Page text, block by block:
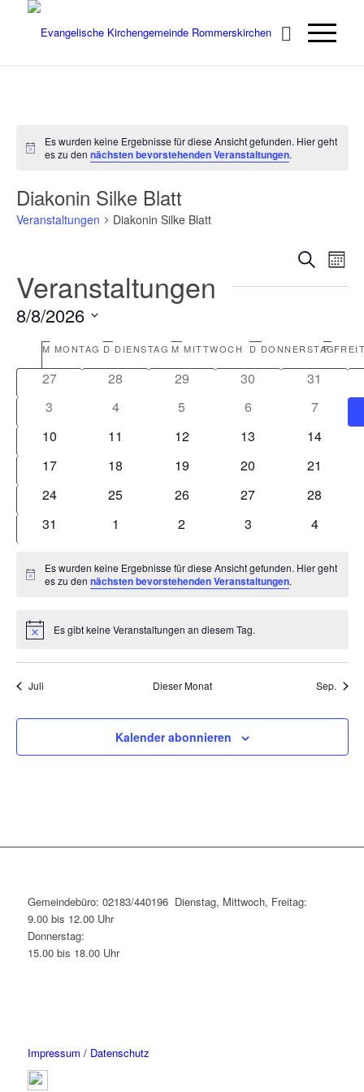
Hinweis
Es wurden keine Ergebnisse für diese Ansicht gefunden. Hier geht
es zu dennächsten bevorstehenden Veranstaltungen.
Diakonin Silke Blatt
Veranstaltungen Diakonin Silke Blatt
Suche
SucheMonat
Veranstaltungen
8/8/2026
wählen.
Kalender
von
Veranstaltungen
M MONTAG D DIENSTAG MMITTWOCH D DONNERSTAG
F
0
27
0
28
0
29
0
30
0
31
0
3
0
4
0
5
0
6
0
7
0
10
0
11
0
12
0
13
0
14
0
17
0
18
0
19
0
20
0
21
0
24
0
25
0
26
0
27
0
28
0
31
0
1
0
2
0
3
0
4
Hinweis
Es wurden keine Ergebnisse für diese Ansicht gefunden. Hier geht
es zu dennächsten bevorstehenden Veranstaltungen.
HinweisEs gibt keine Veranstaltungen an diesem Tag.
Juli Dieser Monat Sep.
Kalender abonnieren
Gemeindebüro: 02183/440196 Dienstag, Mittwoch, Freitag:
9.00 bis 12.00 Uhr
Donnerstag:
15.00 bis 18.00 Uhr
Impressum / Datenschutz